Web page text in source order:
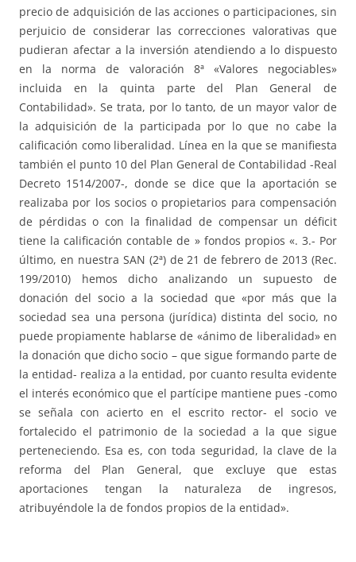
precio de adquisición de las acciones o participaciones, sin
perjuicio de considerar las correcciones valorativas que
pudieran afectar a la inversión atendiendo a lo dispuesto
en la norma de valoración 8ª «Valores negociables»
incluida en la quinta parte del Plan General de
Contabilidad». Se trata, por lo tanto, de un mayor valor de
la adquisición de la participada por lo que no cabe la
calificación como liberalidad. Línea en la que se manifiesta
también el punto 10 del Plan General de Contabilidad -Real
Decreto 1514/2007-, donde se dice que la aportación se
realizaba por los socios o propietarios para compensación
de pérdidas o con la finalidad de compensar un déficit
tiene la calificación contable de » fondos propios «. 3.- Por
último, en nuestra SAN (2ª) de 21 de febrero de 2013 (Rec.
199/2010) hemos dicho analizando un supuesto de
donación del socio a la sociedad que «por más que la
sociedad sea una persona (jurídica) distinta del socio, no
puede propiamente hablarse de «ánimo de liberalidad» en
la donación que dicho socio – que sigue formando parte de
la entidad- realiza a la entidad, por cuanto resulta evidente
el interés económico que el partícipe mantiene pues -como
se señala con acierto en el escrito rector- el socio ve
fortalecido el patrimonio de la sociedad a la que sigue
perteneciendo. Esa es, con toda seguridad, la clave de la
reforma del Plan General, que excluye que estas
aportaciones tengan la naturaleza de ingresos,
atribuyéndole la de fondos propios de la entidad».